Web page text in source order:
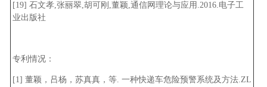
[19] 石文孝,张丽翠,胡可刚,董颖,通信网理论与应用.2016.电子工
业出版社
专利情况：
[1] 董颖，吕杨，苏真真，等. 一种快递车危险预警系统及方法.ZL